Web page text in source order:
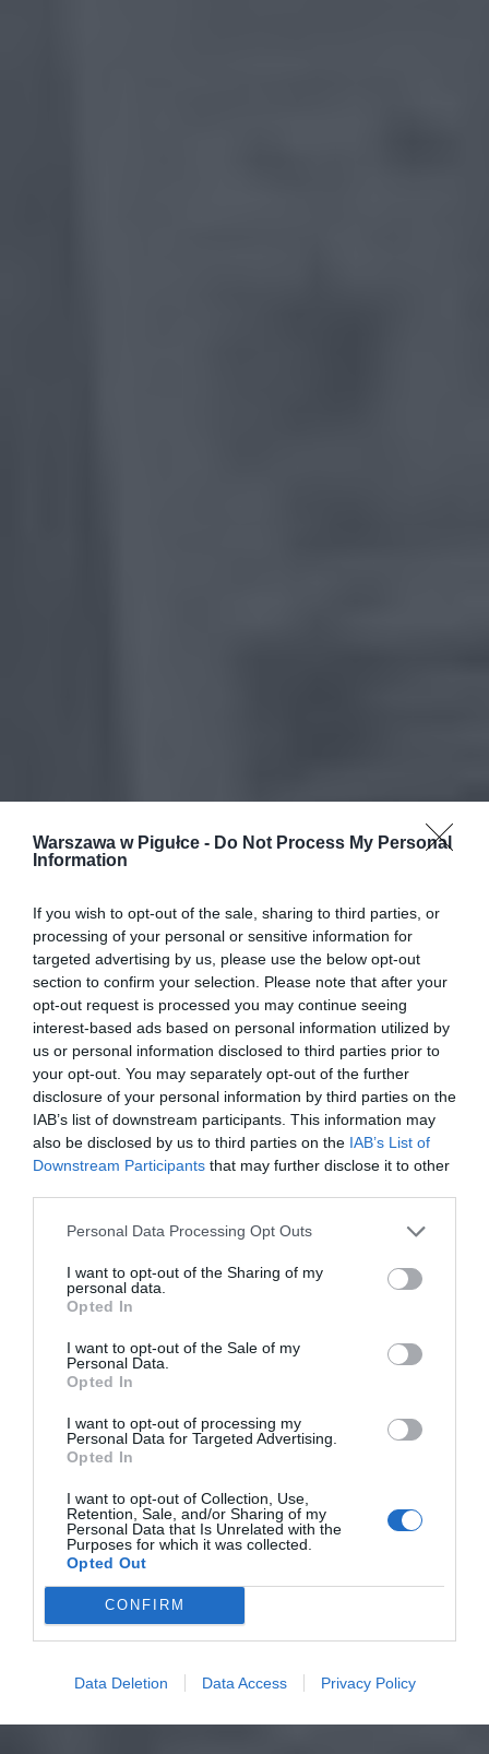
Warszawa w Pigułce - Do Not Process My Personal
Information
If you wish to opt-out of the sale, sharing to third parties, or
processing of your personal or sensitive information for
targeted advertising by us, please use the below opt-out
section to confirm your selection. Please note that after your
opt-out request is processed you may continue seeing
interest-based ads based on personal information utilized by
us or personal information disclosed to third parties prior to
your opt-out. You may separately opt-out of the further
disclosure of your personal information by third parties on the
IAB’s list of downstream participants. This information may
also be disclosed by us to third parties on the IAB’s List of
Downstream Participants that may further disclose it to other
Personal Data Processing Opt Outs
I want to opt-out of the Sharing of my
personal data.
Opted In
I want to opt-out of the Sale of my
Personal Data.
Opted In
I want to opt-out of processing my
Personal Data for Targeted Advertising.
Opted In
I want to opt-out of Collection, Use,
Retention, Sale, and/or Sharing of my
Personal Data that Is Unrelated with the
Purposes for which it was collected.
Opted Out
CONFIRM
Data Deletion Data Access Privacy Policy